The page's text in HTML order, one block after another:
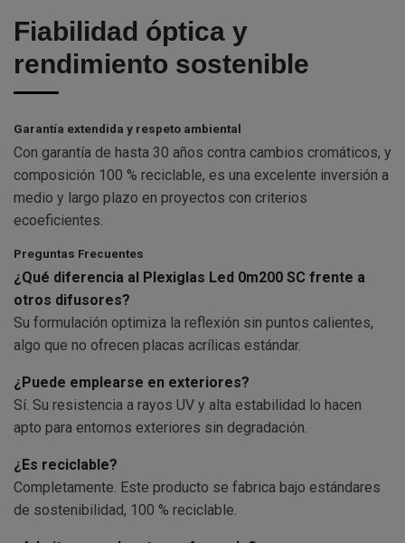
Fiabilidad óptica y
rendimiento sostenible
Garantía extendida y respeto ambiental
Con garantía de hasta 30 años contra cambios cromáticos, y
composición 100 % reciclable, es una excelente inversión a
medio y largo plazo en proyectos con criterios
ecoeficientes.
Preguntas Frecuentes
¿Qué diferencia al Plexiglas Led 0m200 SC frente a
otros difusores?
Su formulación optimiza la reflexión sin puntos calientes,
algo que no ofrecen placas acrílicas estándar.
¿Puede emplearse en exteriores?
Sí. Su resistencia a rayos UV y alta estabilidad lo hacen
apto para entornos exteriores sin degradación.
¿Es reciclable?
Completamente. Este producto se fabrica bajo estándares
de sostenibilidad, 100 % reciclable.